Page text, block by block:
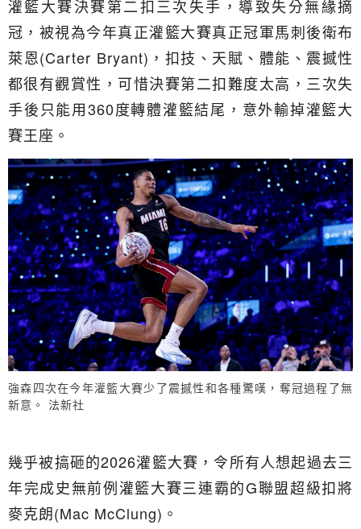
灌籃大賽決賽第二扣三次失手，導致失分無緣摘
冠，被視為今年真正灌籃大賽真正冠軍馬刺後衛布
萊恩(Carter Bryant)，扣技、天賦、體能、震撼性
都很有觀賞性，可惜決賽第二扣難度太高，三次失
手後只能用360度轉體灌籃結尾，意外輸掉灌籃大
賽王座。
強森四次在今年灌籃大賽少了震撼性和各種驚嘆，奪冠過程了無
新意。 法新社
幾乎被搞砸的2026灌籃大賽，令所有人想起過去三
年完成史無前例灌籃大賽三連霸的G聯盟超級扣將
麥克朗(Mac McClung)。